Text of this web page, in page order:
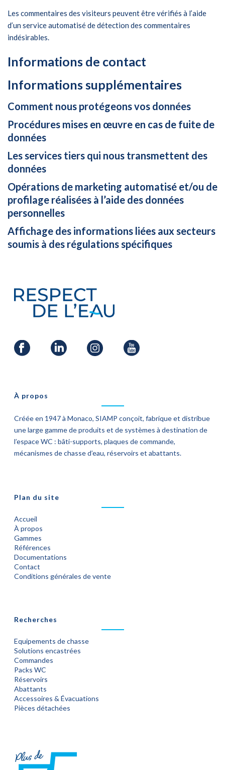
Les commentaires des visiteurs peuvent être vérifiés à l’aide
d’un service automatisé de détection des commentaires
indésirables.
Informations de contact
Informations supplémentaires
Comment nous protégeons vos données
Procédures mises en œuvre en cas de fuite de
données
Les services tiers qui nous transmettent des
données
Opérations de marketing automatisé et/ou de
profilage réalisées à l’aide des données
personnelles
Affichage des informations liées aux secteurs
soumis à des régulations spécifiques
À propos
Créée en 1947 à Monaco, SIAMP conçoit, fabrique et distribue
une large gamme de produits et de systèmes à destination de
l’espace WC : bâti-supports, plaques de commande,
mécanismes de chasse d’eau, réservoirs et abattants.
Plan du site
Accueil
À propos
Gammes
Références
Documentations
Contact
Conditions générales de vente
Recherches
Equipements de chasse
Solutions encastrées
Commandes
Packs WC
Réservoirs
Abattants
Accessoires & Évacuations
Pièces détachées